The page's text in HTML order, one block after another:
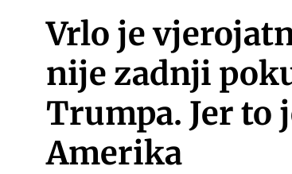
Vrlo je
nije zadnji
Trumpa. Jer to
Amerika